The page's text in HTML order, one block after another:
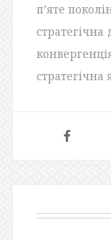
п’яте
стратегічна
стратегічна